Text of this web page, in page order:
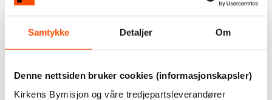
Samtykke Detaljer Om
Denne nettsiden bruker cookies (informasjonskapsler)
Kirkens Bymisjon og våre tredjepartsleverandører
Video